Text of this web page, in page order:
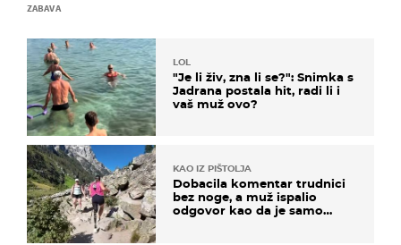
ZABAVA
LOL
"Je li živ, zna li se?": Snimka s
Jadrana postala hit, radi li i
vaš muž ovo?
KAO IZ PIŠTOLJA
Dobacila komentar trudnici
bez noge, a muž ispalio
odgovor kao da je samo